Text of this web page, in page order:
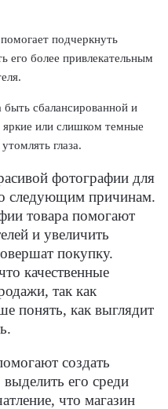
подчеркнуть
его более привлекательным
сбалансированной и
или слишком темные
глаза.
фотографии для
следующим причинам.
товара помогают
и увеличить
покупку.
качественные
так как
понять, как выглядит
создать
его среди
что магазин